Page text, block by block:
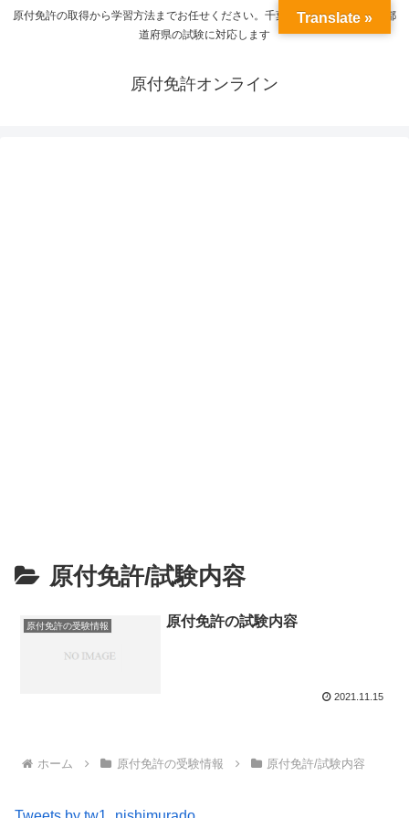
原付免許の取得から学習方法までお任せください。千葉県の受験から全国の都
道府県の試験に対応します
原付免許オンライン
原付免許/試験内容
原付免許の受験情報 原付免許の試験内容
2021.11.15
ホーム 原付免許の受験情報 原付免許/試験内容
Translate »